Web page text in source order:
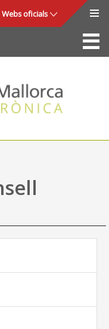
Webs oficials
La Seu
Consell de Mallorca
Accés i seguretat
Utilitats
Ajuda